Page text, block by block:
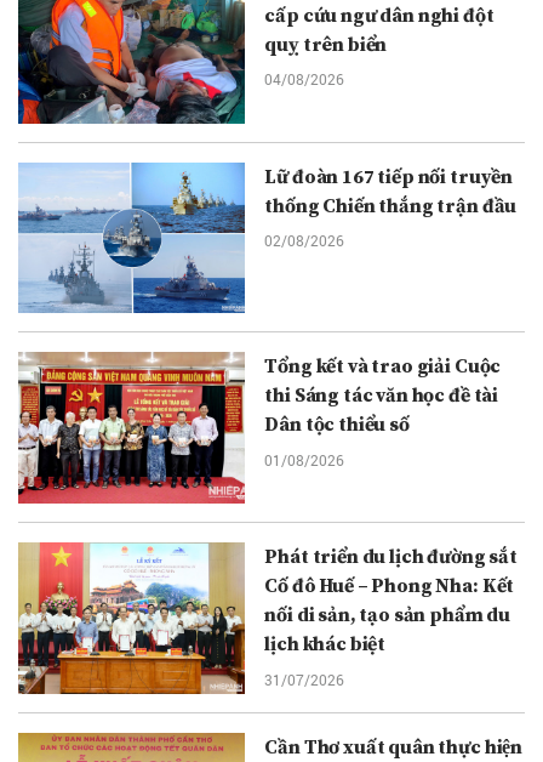
cấp cứu ngư dân nghi đột
quỵ trên biển
04/08/2026
Lữ đoàn 167 tiếp nối truyền
thống Chiến thắng trận đầu
02/08/2026
Tổng kết và trao giải Cuộc
thi Sáng tác văn học đề tài
Dân tộc thiểu số
01/08/2026
Phát triển du lịch đường sắt
Cố đô Huế – Phong Nha: Kết
nối di sản, tạo sản phẩm du
lịch khác biệt
31/07/2026
Cần Thơ xuất quân thực hiện